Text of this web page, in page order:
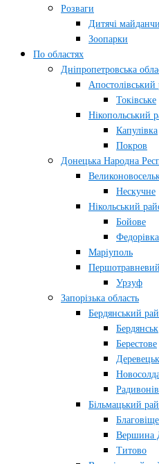
Розваги
Дитячі
Зоопарки
По областях
Дніпропетровська
Апостолівський
Токівське
Нікопольський
Капулівка
Покров
Донецька Народна
Нескучне
Нікольський
Бойове
Федорівка
Маріуполь
Урзуф
Запорізька область
Бердянський
Бердянськ
Берестове
Більмацький
Вершина
Титово